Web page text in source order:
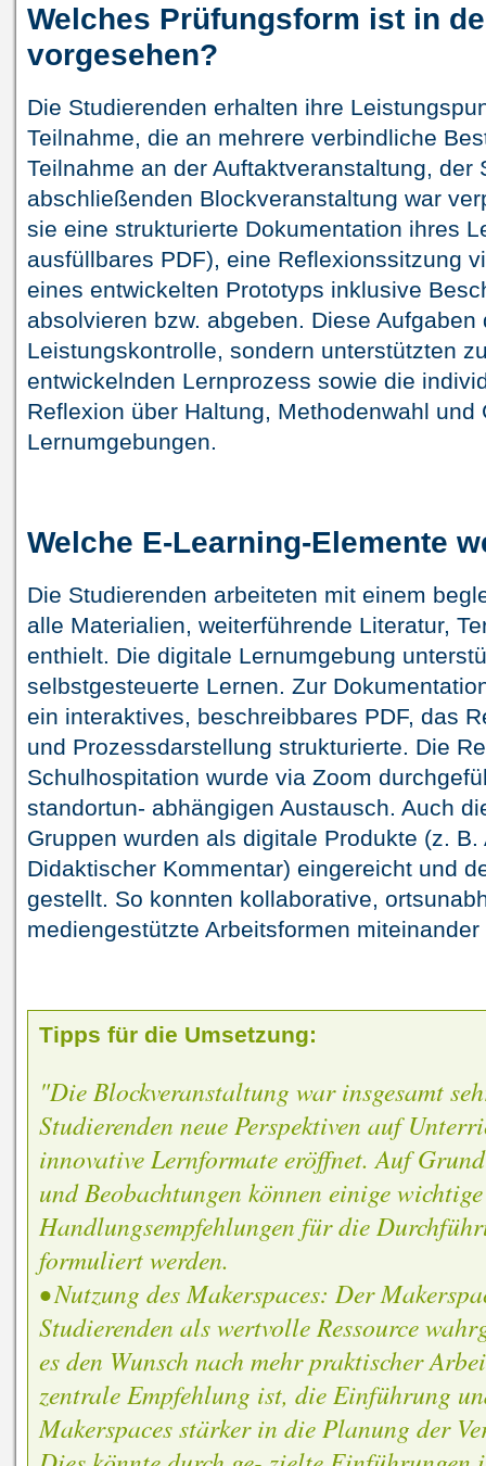
Welches Prüfungsform ist in
vorgesehen?
Die Studierenden erhalten ihre
Teilnahme, die an mehrere verbindliche
Teilnahme an der Auftaktveranstaltung, der
abschließenden Blockveranstaltung war
sie eine strukturierte Dokumentation ihres
ausfüllbares PDF), eine Reflexionssitzung
eines entwickelten Prototyps inklusive
absolvieren bzw. abgeben. Diese
Leistungskontrolle, sondern unterstützten
entwickelnden Lernprozess sowie die
Reflexion über Haltung, Methodenwahl und
Lernumgebungen.
Welche E-Learning-Elemente
Die Studierenden arbeiteten mit einem
alle Materialien, weiterführende Literatur,
enthielt. Die digitale Lernumgebung
selbstgesteuerte Lernen. Zur
ein interaktives, beschreibbares PDF, das
und Prozessdarstellung strukturierte. Die
Schulhospitation wurde via Zoom
standortun- abhängigen Austausch. Auch
Gruppen wurden als digitale Produkte (z.
Didaktischer Kommentar) eingereicht und
gestellt. So konnten kollaborative,
mediengestützte Arbeitsformen
Tipps für die Umsetzung:
"Die Blockveranstaltung war insgesamt
Studierenden neue Perspektiven auf
innovative Lernformate eröffnet. Auf
und Beobachtungen können einige
Handlungsempfehlungen für die
formuliert werden.
• Nutzung des Makerspaces: Der
Studierenden als wertvolle Ressource
es den Wunsch nach mehr praktischer
zentrale Empfehlung ist, die Einführung
Makerspaces stärker in die Planung der